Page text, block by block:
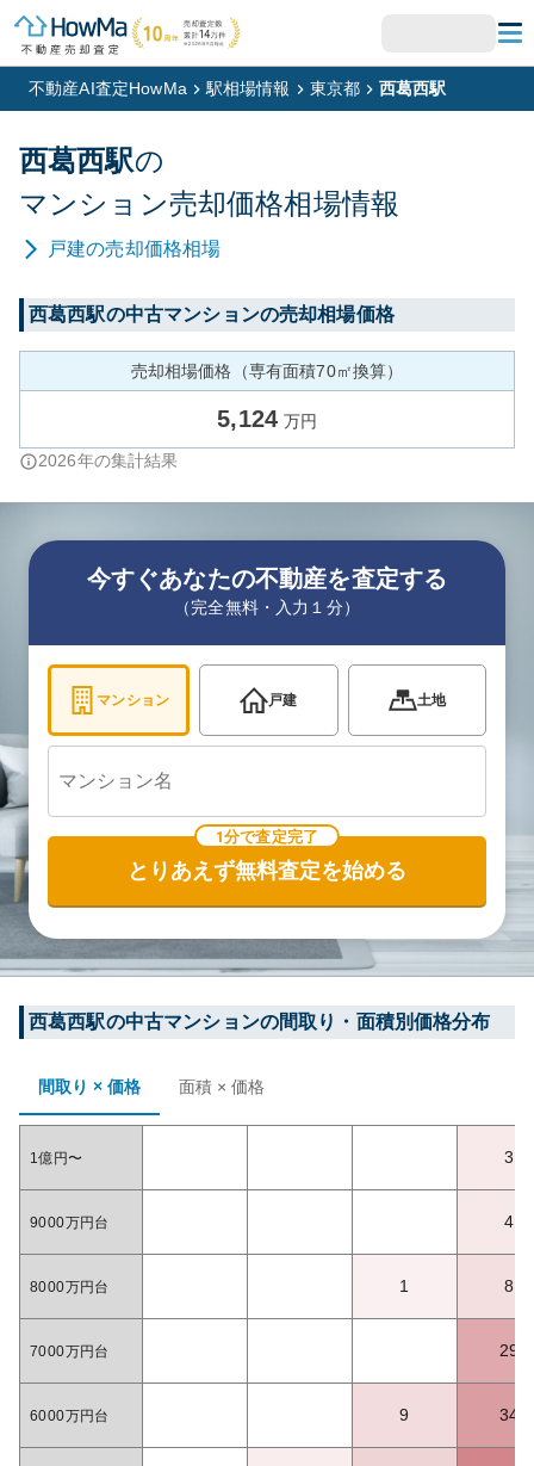
不動産AI査定HowMa 駅相場情報 東京都 西葛西駅
西葛西駅の
マンション売却価格相場情報
戸建の売却価格相場
西葛西駅の中古マンションの売却相場価格
売却相場価格（専有面積70㎡換算）
5,124 万円
2026年の集計結果
今すぐあなたの不動産を査定する
（完全無料・入力１分）
マンション 戸建 土地
1分で査定完了
とりあえず無料査定を始める
西葛西駅の中古マンションの間取り・面積別価格分布
間取り × 価格 面積 × 価格
1億円〜 3
9000万円台 4
8000万円台 1 8
7000万円台 29
6000万円台 9 34